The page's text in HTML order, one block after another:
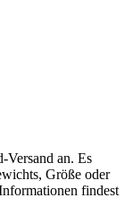
Versand an. Es
Größe oder
findest